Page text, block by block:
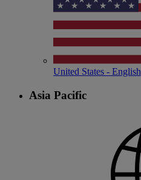
United States - English
Asia Pacific